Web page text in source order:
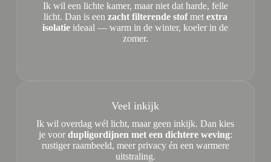
Ik wil een lichte kamer, maar niet dat harde, felle
licht. Dan is een zacht filterende stofmet extra
isolatie ideaal — warm in de winter, koeler in de
zomer.
Veel inkijk
Ik wil overdag wél licht, maar geen inkijk. Dan kies
je voor dupligordijnen met een dichtere weving:
rustiger raambeeld, meer privacy én een warmere
uitstraling.